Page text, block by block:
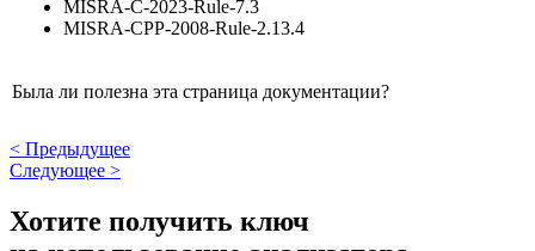
MISRA-C-2023-Rule-7.3
MISRA-CPP-2008-Rule-2.13.4
Была ли полезна эта страница документации?
< Предыдущее
Следующее >
Хотите получить ключ